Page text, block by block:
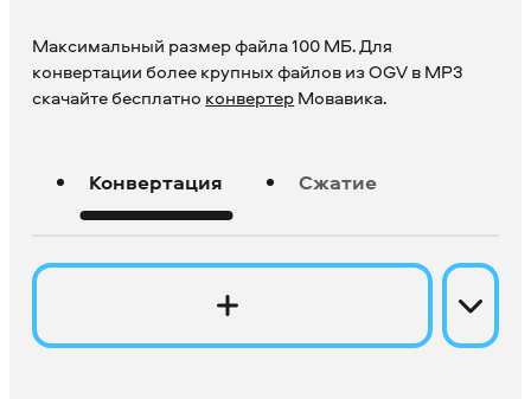
Максимальный размер файла 100 МБ. Для
конвертации более крупных файлов из OGV в MP3
скачайте бесплатно конвертерМовавика.
Конвертация Сжатие